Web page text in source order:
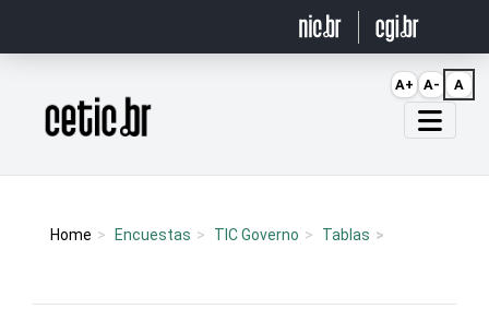
Página inicial
Home Encuestas TIC Governo Tablas
A+ A- A